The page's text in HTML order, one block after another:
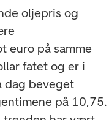
oljepris og
euro på samme
fatet og er i
dag beveget
på 10,75.